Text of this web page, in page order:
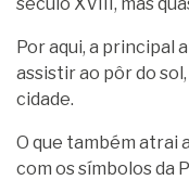
Por aqui, a principal
assistir ao pôr do
cidade.
O que também atrai
com os símbolos da